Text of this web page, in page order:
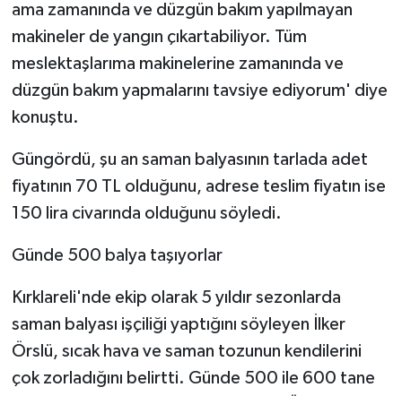
ama zamanında ve düzgün bakım yapılmayan
makineler de yangın çıkartabiliyor. Tüm
meslektaşlarıma makinelerine zamanında ve
düzgün bakım yapmalarını tavsiye ediyorum' diye
konuştu.
Güngördü, şu an saman balyasının tarlada adet
fiyatının 70 TL olduğunu, adrese teslim fiyatın ise
150 lira civarında olduğunu söyledi.
Günde 500 balya taşıyorlar
Kırklareli'nde ekip olarak 5 yıldır sezonlarda
saman balyası işçiliği yaptığını söyleyen İlker
Örslü, sıcak hava ve saman tozunun kendilerini
çok zorladığını belirtti. Günde 500 ile 600 tane